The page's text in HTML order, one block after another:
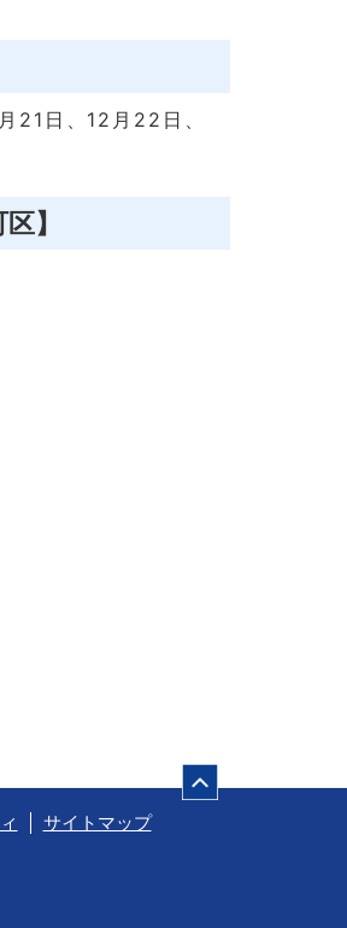
日、12月22日、
】
サイトマップ